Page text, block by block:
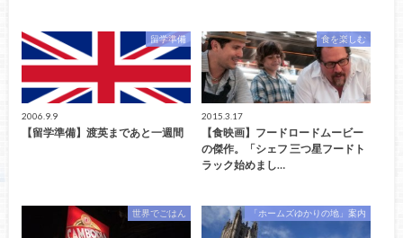
留学準備
2006.9.9
【留学準備】渡英まであと一週間
食を楽しむ
2015.3.17
【食映画】フードロードムービー
の傑作。「シェフ 三つ星フードト
ラック始めまし…
世界でごはん 「ホームズゆかりの地」案内